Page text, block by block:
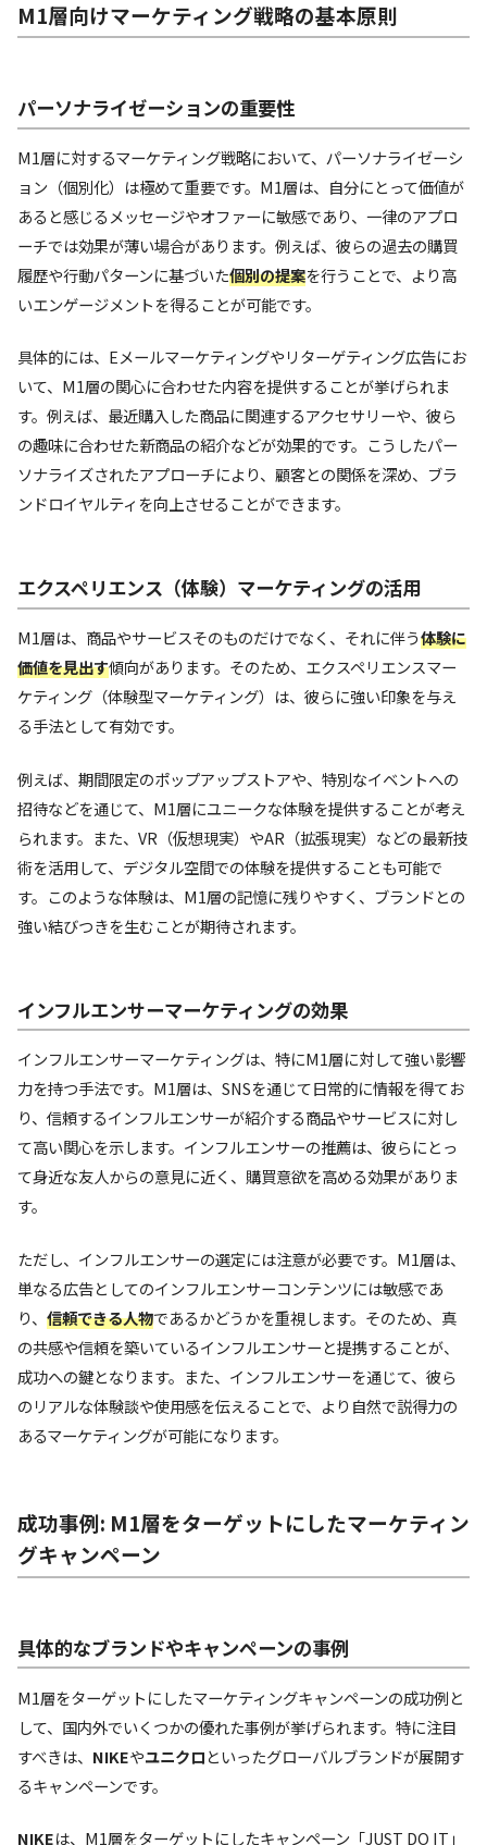
M1層向けマーケティング戦略の基本原則
パーソナライゼーションの重要性
M1層に対するマーケティング戦略において、パーソナライゼーシ
ョン（個別化）は極めて重要です。M1層は、自分にとって価値が
あると感じるメッセージやオファーに敏感であり、一律のアプロ
ーチでは効果が薄い場合があります。例えば、彼らの過去の購買
履歴や行動パターンに基づいた個別の提案を行うことで、より高
いエンゲージメントを得ることが可能です。
具体的には、Eメールマーケティングやリターゲティング広告にお
いて、M1層の関心に合わせた内容を提供することが挙げられま
す。例えば、最近購入した商品に関連するアクセサリーや、彼ら
の趣味に合わせた新商品の紹介などが効果的です。こうしたパー
ソナライズされたアプローチにより、顧客との関係を深め、ブラ
ンドロイヤルティを向上させることができます。
エクスペリエンス（体験）マーケティングの活用
M1層は、商品やサービスそのものだけでなく、それに伴う体験に
価値を見出す傾向があります。そのため、エクスペリエンスマー
ケティング（体験型マーケティング）は、彼らに強い印象を与え
る手法として有効です。
例えば、期間限定のポップアップストアや、特別なイベントへの
招待などを通じて、M1層にユニークな体験を提供することが考え
られます。また、VR（仮想現実）やAR（拡張現実）などの最新技
術を活用して、デジタル空間での体験を提供することも可能で
す。このような体験は、M1層の記憶に残りやすく、ブランドとの
強い結びつきを生むことが期待されます。
インフルエンサーマーケティングの効果
インフルエンサーマーケティングは、特にM1層に対して強い影響
力を持つ手法です。M1層は、SNSを通じて日常的に情報を得てお
り、信頼するインフルエンサーが紹介する商品やサービスに対し
て高い関心を示します。インフルエンサーの推薦は、彼らにとっ
て身近な友人からの意見に近く、購買意欲を高める効果がありま
す。
ただし、インフルエンサーの選定には注意が必要です。M1層は、
単なる広告としてのインフルエンサーコンテンツには敏感であ
り、 信頼できる人物であるかどうかを重視します。そのため、真
の共感や信頼を築いているインフルエンサーと提携することが、
成功への鍵となります。また、インフルエンサーを通じて、彼ら
のリアルな体験談や使用感を伝えることで、より自然で説得力の
あるマーケティングが可能になります。
成功事例: M1層をターゲットにしたマーケティン
グキャンペーン
具体的なブランドやキャンペーンの事例
M1層をターゲットにしたマーケティングキャンペーンの成功例と
して、国内外でいくつかの優れた事例が挙げられます。特に注目
すべきは、 NIKEやユニクロといったグローバルブランドが展開す
るキャンペーンです。
NIKEは、M1層をターゲットにしたキャンペーン「JUST DO IT」